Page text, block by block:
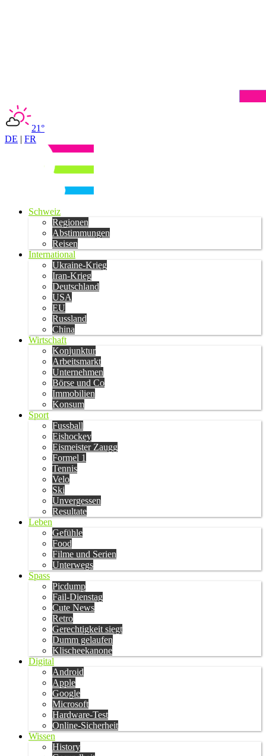
21°
DE | FR
Schweiz
Regionen
Abstimmungen
Reisen
International
Ukraine-Krieg
Iran-Krieg
Deutschland
USA
EU
Russland
China
Wirtschaft
Konjunktur
Arbeitsmarkt
Unternehmen
Börse und Co
Immobilien
Konsum
Sport
Fussball
Eishockey
Eismeister Zaugg
Formel 1
Tennis
Velo
Ski
Unvergessen
Resultate
Leben
Gefühle
Food
Filme und Serien
Unterwegs
Spass
Picdump
Fail-Dienstag
Cute News
Retro
Gerechtigkeit siegt
Dumm gelaufen
Klischeekanone
Digital
Android
Apple
Google
Microsoft
Hardware-Test
Online-Sicherheit
Wissen
History